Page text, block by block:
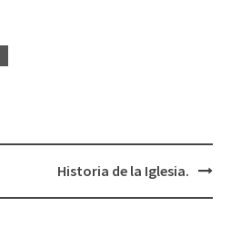
Historia de la Iglesia.